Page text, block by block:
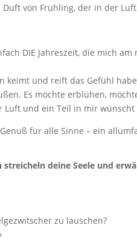
von Frühling, der in der Luft
DIE Jahreszeit, die mich
keimt und reift das Gefühl
Es möchte erblühen,
Luft und ein Teil in mir
für alle Sinne – ein
deine Seele und
zu lauschen?